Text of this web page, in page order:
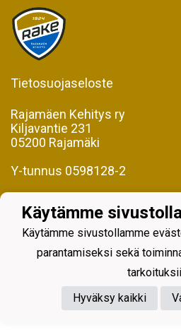
Tietosuojaseloste
Rajamäen Kehitys ry
Kiljavantie 231
05200 Rajamäki
Y-tunnus 0598128-2
Powered by
Käytämme
Käytämme sivustollamme
parantamiseksi sekä
Hyväksy kaikki